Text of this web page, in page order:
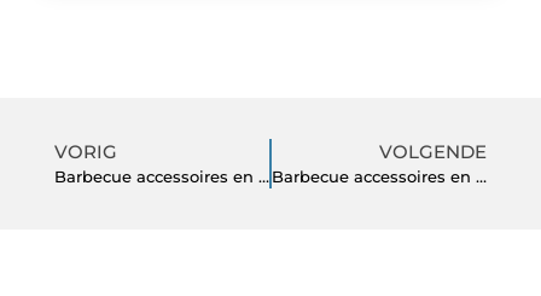
VORIG
Barbecue accessoires en barbecue gereedschap: alles voor een complete barbecue
VOLGENDE
Barbecue accessoires en barbecue gereedschap: praktisch buiten koken met meer controle